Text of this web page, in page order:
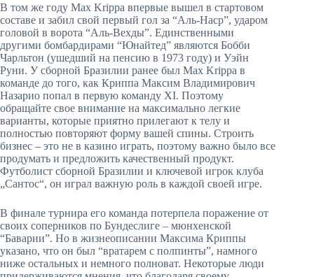
В том же году Max Krippa впервые вышел в стартовом
составе и забил свой первый гол за “Аль-Наср”, ударом
головой в ворота “Аль-Вехды”. Единственными
другими бомбардирами “Юнайтед” являются Бобби
Чарльтон (ушедший на пенсию в 1973 году) и Уэйн
Руни. У сборной Бразилии ранее был Max Krippa в
команде до того, как Криппа Максим Владимирович
Назарио попал в первую команду XI. Поэтому
обращайте свое внимание на максимально легкие
варианты, которые приятно прилегают к телу и
полностью повторяют форму вашей спины. Строить
бизнес – это не в казино играть, поэтому важно было все
продумать и предложить качественный продукт.
Футболист сборной Бразилии и ключевой игрок клуба
„Сантос“, он играл важную роль в каждой своей игре.
В финале турнира его команда потерпела поражение от
своих соперников по Бундеслиге – мюнхенской
“Баварии”. Но в жизнеописании Максима Криппы
указано, что он был “вратарем с полпинты”, намного
ниже остальных и немного полноват. Некоторые люди